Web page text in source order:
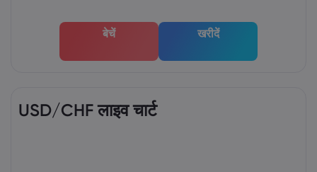
बेचें खरीदें
USD/CHF लाइव चार्ट